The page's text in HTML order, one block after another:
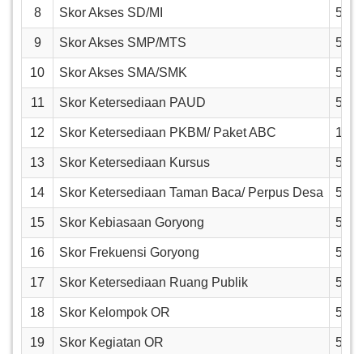
8 Skor Akses SD/MI 5
9 Skor Akses SMP/MTS 5
10 Skor Akses SMA/SMK 5
11 Skor Ketersediaan PAUD 5
12 Skor Ketersediaan PKBM/ Paket ABC 1
13 Skor Ketersediaan Kursus 5
14 Skor Ketersediaan Taman Baca/ Perpus Desa 5
15 Skor Kebiasaan Goryong 5
16 Skor Frekuensi Goryong 5
17 Skor Ketersediaan Ruang Publik 5
18 Skor Kelompok OR 5
19 Skor Kegiatan OR 5